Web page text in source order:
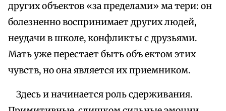
других объектов «за пределами» ма тери: он
болезненно воспринимает других людей,
неудачи в школе, конфликты с друзьями.
Мать уже перестает быть объ ектом этих
чувств, но она является их приемником.
Здесь и начинается роль сдерживания.